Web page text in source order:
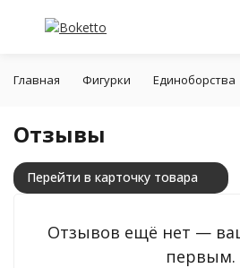
Главная Фигурки Единоборства
Отзывы
Перейти в карточку товара
Отзывов ещё нет —
первым.